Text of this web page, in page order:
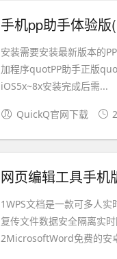
手机pp助手体验
安装需要安装最新版本的
加程序quotPP助手正版
iOS5x~8x安装完成后需...
QuickQ官网下载
网页编辑工具手机
1WPS文档是一款可多人
复传文件数据安全隔离实
2MicrosoftWord免费的安